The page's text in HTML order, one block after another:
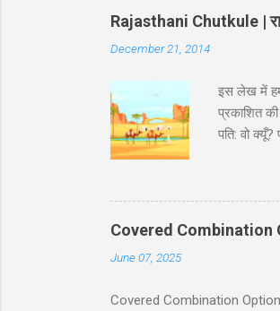
Rajasthani Chutkule |
December 21, 2014
इस लेख में
प्रकाशित
पति: वो
मारवाड़ी
फोटू भी तो
‘सावधान’।
Covered
June 07, 2025
Covered Combination Option